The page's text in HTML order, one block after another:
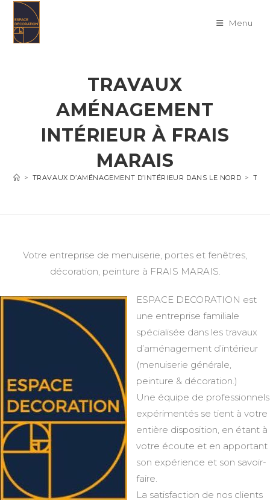
content
Menu
TRAVAUX
AMÉNAGEMENT
INTÉRIEUR À FRAIS
MARAIS
> TRAVAUX D’AMÉNAGEMENT D’INTÉRIEUR DANS LE NORD >
Votre entreprise de menuiserie, portes et fenêtres,
décoration, peinture à FRAIS MARAIS.
ESPACE DECORATION est
une entreprise familiale
spécialisée dans les travaux
d’aménagement d’intérieur
(menuiserie générale,
peinture & décoration.)
Une équipe de professionnels
expérimentés se tient à votre
entière disposition, en étant à
votre écoute et en apportant
son expérience et son savoir-
faire.
La satisfaction de nos clients